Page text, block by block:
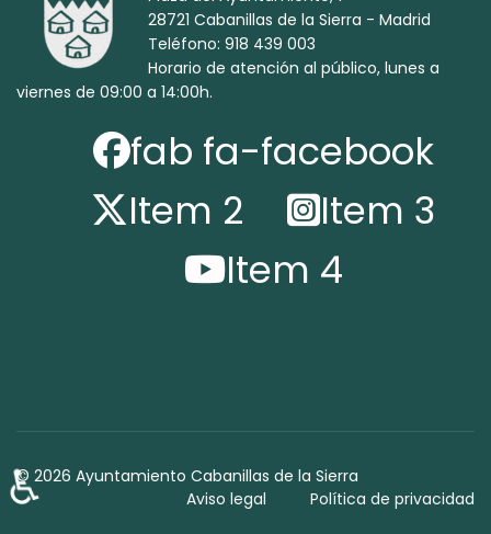
28721 Cabanillas de la Sierra - Madrid
Teléfono: 918 439 003
Horario de atención al público, lunes a
viernes de 09:00 a 14:00h.
fab fa-facebook
Item 2
Item 3
Item 4
© 2026 Ayuntamiento Cabanillas de la Sierra
Aviso legal
Política de privacidad